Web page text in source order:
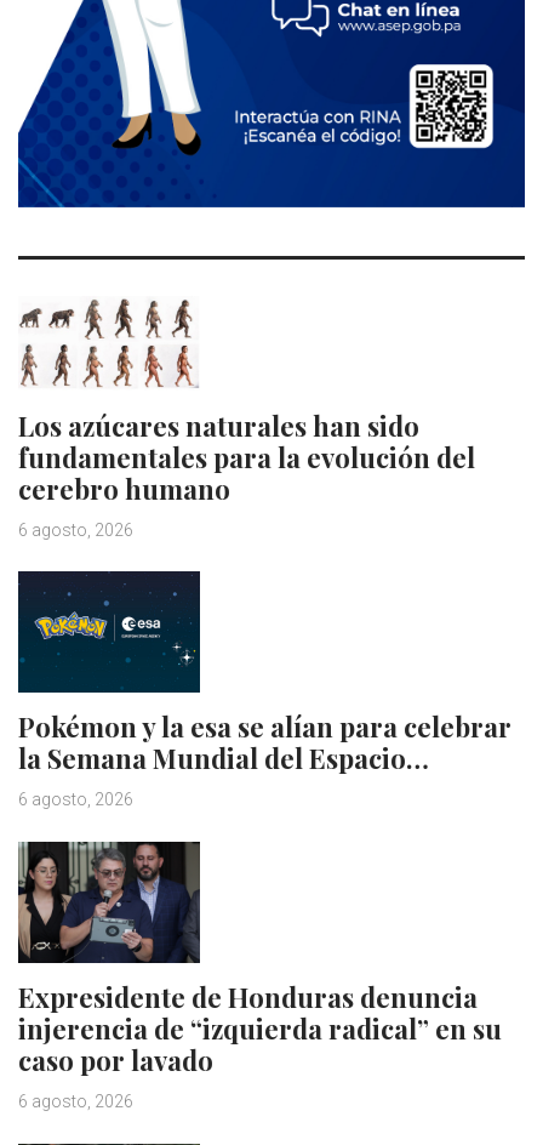
Los azúcares naturales han sido
fundamentales para la evolución del
cerebro humano
6 agosto, 2026
Pokémon y la esa se alían para celebrar
la Semana Mundial del Espacio…
6 agosto, 2026
Expresidente de Honduras denuncia
injerencia de “izquierda radical” en su
caso por lavado
6 agosto, 2026